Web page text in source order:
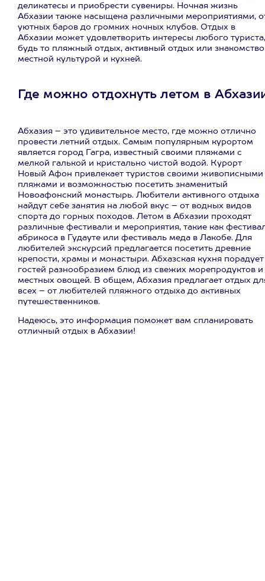
деликатесы и приобрести сувениры. Ночная жизнь
Абхазии также насыщена различными мероприятиями,
уютных баров до громких ночных клубов. Отдых в
Абхазии может удовлетворить интересы любого туриста,
будь то пляжный отдых, активный отдых или
местной культурой и кухней.
Где можно отдохнуть летом в
Абхазия – это удивительное место, где можно отлично
провести летний отдых. Самым популярным курортом
является город Гагра, известный своими пляжами с
мелкой галькой и кристально чистой водой. Курорт
Новый Афон привлекает туристов своими живописными
пляжами и возможностью посетить знаменитый
Новоафонский монастырь. Любители активного отдыха
найдут себе занятия на любой вкус – от водных видов
спорта до горных походов. Летом в Абхазии проходят
различные фестивали и мероприятия, такие как
абрикоса в Гудауте или фестиваль меда в Лакобе. Для
любителей экскурсий предлагается посетить древние
крепости, храмы и монастыри. Абхазская кухня порадует
гостей разнообразием блюд из свежих морепродуктов и
местных овощей. В общем, Абхазия предлагает отдых
всех – от любителей пляжного отдыха до активных
путешественников.
Надеюсь, это информация поможет вам спланировать
отличный отдых в Абхазии!